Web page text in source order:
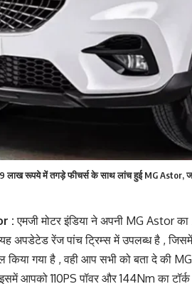
लाख रूपये में तगड़े फीचर्स के साथ लांच हुई MG Astor,
: एमजी मोटर इंडिया ने अपनी MG Astor
अपडेटेड रेंज पांच ट्रिम्स में उपलब्ध है ,
किया गया है , वही आप सभी को बता दे की
आपको 110PS पॉवर और 144Nm का